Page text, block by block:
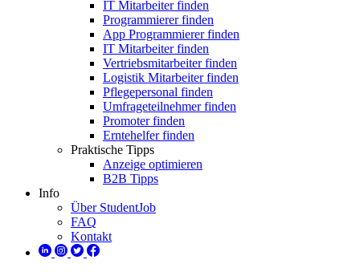
IT Mitarbeiter finden
Programmierer finden
App Programmierer finden
IT Mitarbeiter finden
Vertriebsmitarbeiter finden
Logistik Mitarbeiter finden
Pflegepersonal finden
Umfrageteilnehmer finden
Promoter finden
Erntehelfer finden
Praktische Tipps
Anzeige optimieren
B2B Tipps
Info
Über StudentJob
FAQ
Kontakt